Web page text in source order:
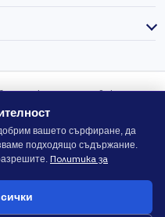
търговско
показват без ДДС, а ДДС се
на поръчката, когато е
LTD,
вашето сърфиране, да
подходящо съдържание.
Политика за